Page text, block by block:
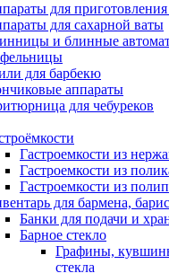
для приготовления
для сахарной ваты
и блинные
для барбекю
аппараты
для чебуреков
Гастроемкости из
Гастроемкости из
Гастроемкости из
для бармена,
Банки для подачи и
Барное стекло
Графины,
стекла